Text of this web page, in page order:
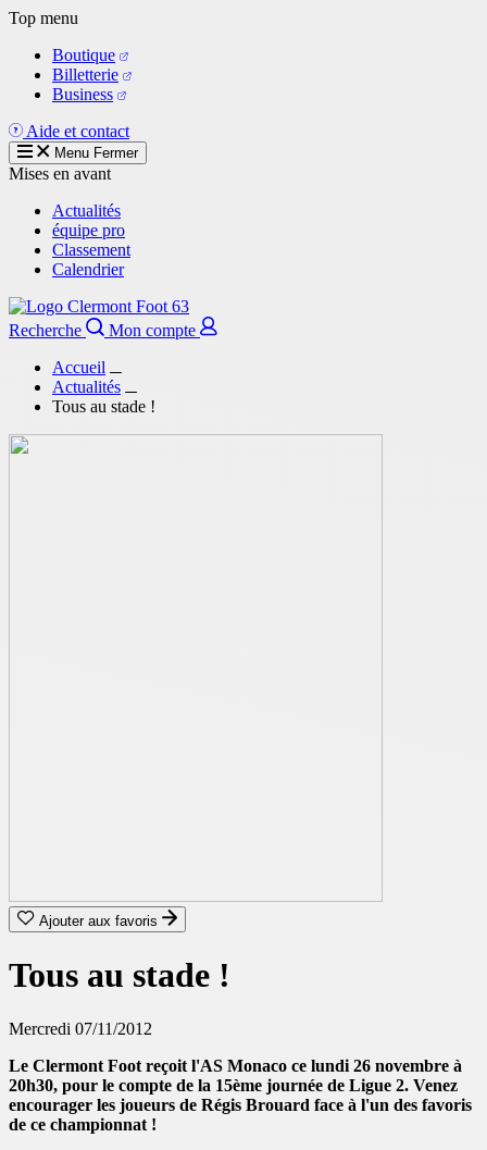
Aller
contenu
principal
Top menu
Boutique
Billetterie
Business
Aide et contact
Menu Fermer
Mises en avant
Actualités
équipe pro
Classement
Calendrier
Recherche
Mon compte
Accueil
Actualités
Tous au stade !
Ajouter aux favoris
Tous au stade !
Mercredi 07/11/2012
Le Clermont Foot reçoit l'AS Monaco ce lundi 26 novembre à
20h30, pour le compte de la 15ème journée de Ligue 2. Venez
encourager les joueurs de Régis Brouard face à l'un des favoris
de ce championnat !